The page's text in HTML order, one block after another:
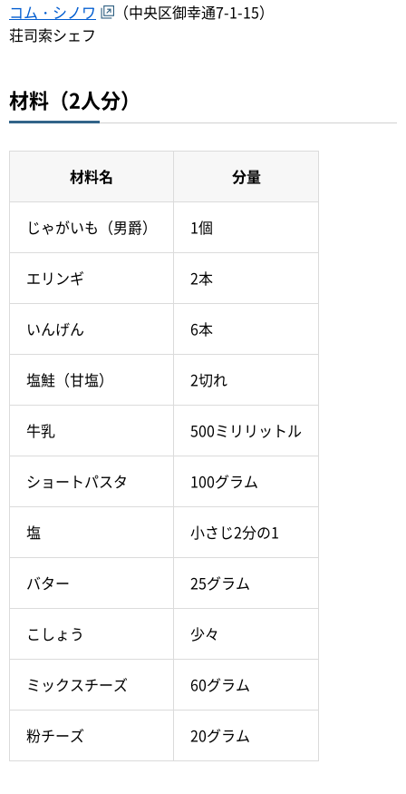
コム・シノワ
（中央区御幸通7-1-15）
荘司索シェフ
材料（2人分）
材料名 分量
じゃがいも（男爵） 1個
エリンギ 2本
いんげん 6本
塩鮭（甘塩） 2切れ
牛乳 500ミリリットル
ショートパスタ 100グラム
塩 小さじ2分の1
バター 25グラム
こしょう 少々
ミックスチーズ 60グラム
粉チーズ 20グラム